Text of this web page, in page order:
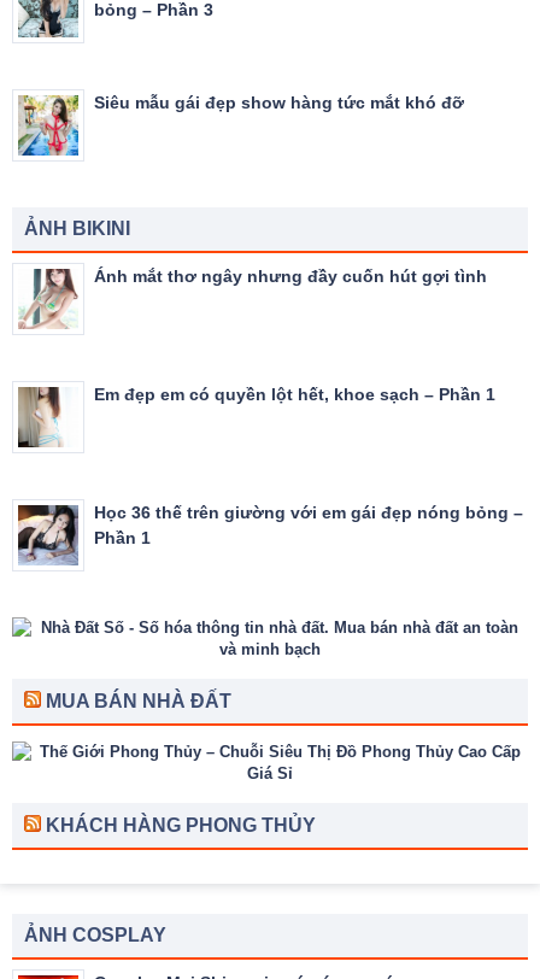
bỏng – Phần 3
Siêu mẫu gái đẹp show hàng tức mắt khó đỡ
ẢNH BIKINI
Ánh mắt thơ ngây nhưng đầy cuốn hút gợi tình
Em đẹp em có quyền lột hết, khoe sạch – Phần 1
Học 36 thế trên giường với em gái đẹp nóng bỏng –
Phần 1
MUA BÁN NHÀ ĐẤT
KHÁCH HÀNG PHONG THỦY
ẢNH COSPLAY